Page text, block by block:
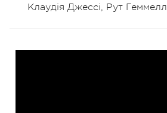
Клаудія Джессі, Рут Геммелл